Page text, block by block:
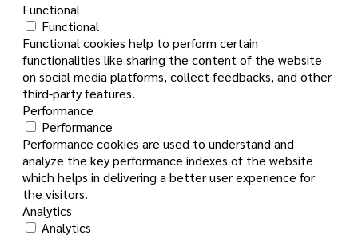
Functional
Functional
Functional cookies help to perform certain
functionalities like sharing the content of the website
on social media platforms, collect feedbacks, and other
third-party features.
Performance
Performance
Performance cookies are used to understand and
analyze the key performance indexes of the website
which helps in delivering a better user experience for
the visitors.
Analytics
Analytics